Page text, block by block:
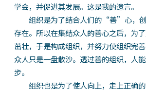
学会，并促进其发展。这是我的遗言。
组织是为了结合人们的“善”心，创
存在。所以在集结众人的善心之后，为了
茁壮，于是构成组织，并努力使组织完善
众人只是一盘散沙。透过善的组织，人
步。
组织也是为了使人向上，走上正确的